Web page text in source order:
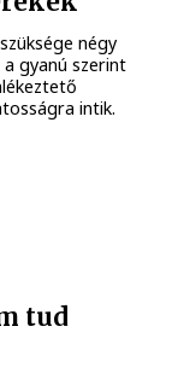
négy
gyanú szerint
intik.
tud